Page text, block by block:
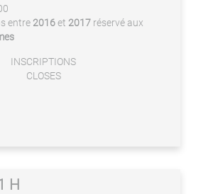
entre 2016et 2017 réservé aux
INSCRIPTIONS
CLOSES
H